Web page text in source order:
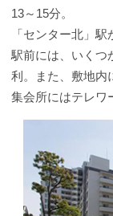
13～15分。
「センター北」
駅前には、いくつ
利。また、敷地内
集会所にはテレワ